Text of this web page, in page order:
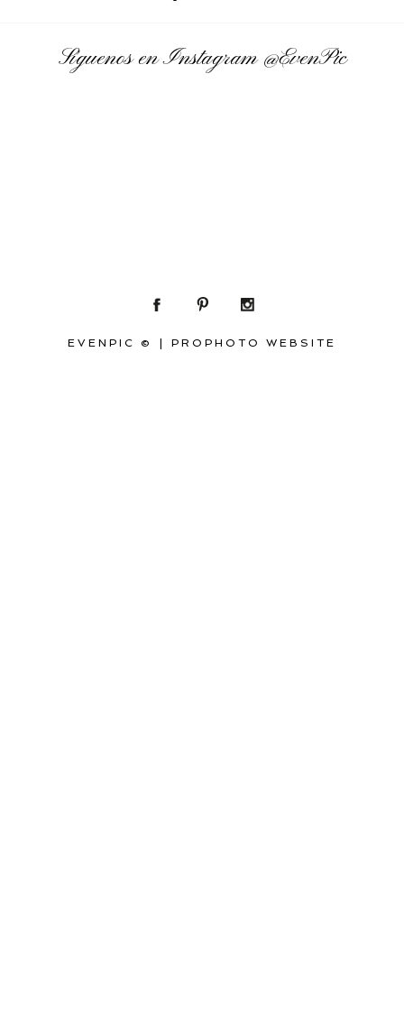
Síguenos en Instagram@EvenPic
EVENPIC © PROPHOTO WEBSITE